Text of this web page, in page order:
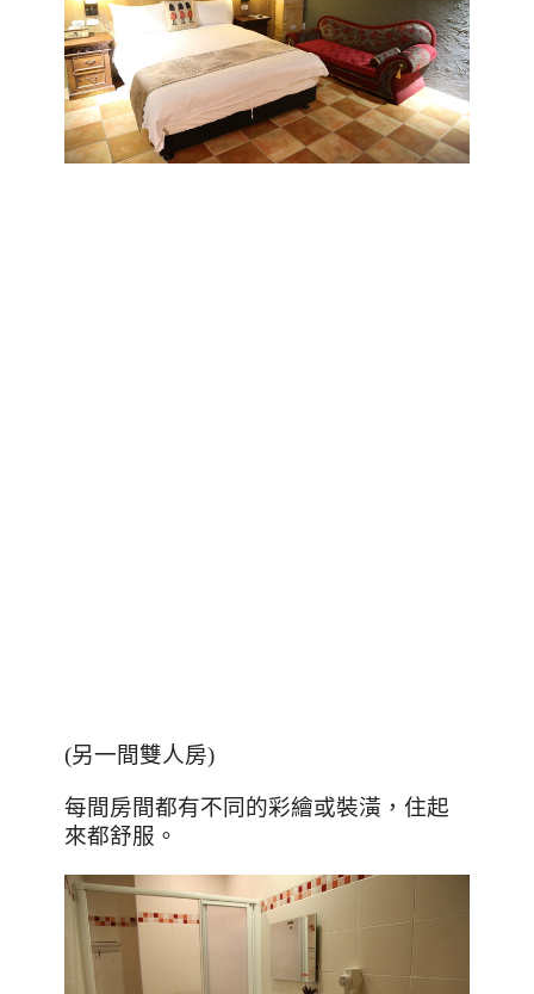
(另一間雙人房)
每間房間都有不同的彩繪或裝潢，住起
來都舒服。